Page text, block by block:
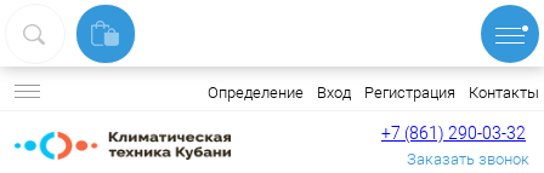
Определение Вход Регистрация Контакты
+7 (861) 290-03-32
Заказать звонок